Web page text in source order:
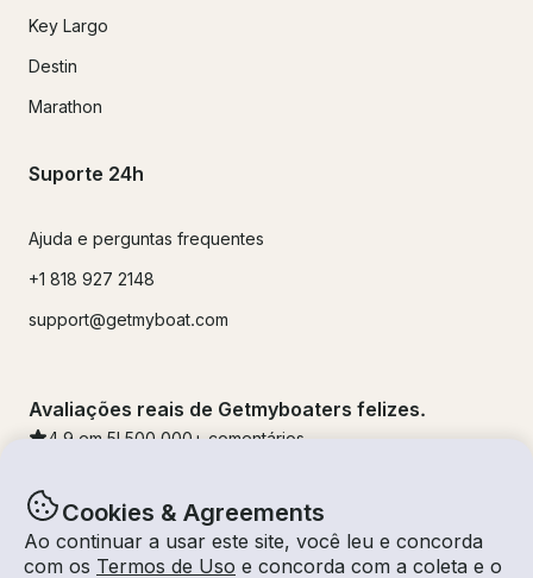
Cookies & Agreements
Ao continuar a usar este site, você leu e concorda
com os Termos de Uso e concorda com a coleta e o
Key Largo
Destin
Marathon
Suporte 24h
Ajuda e perguntas frequentes
+1 818 927 2148
support@getmyboat.com
Avaliações reais de Getmyboaters felizes.
4.9 em 5! 500,000 + comentários